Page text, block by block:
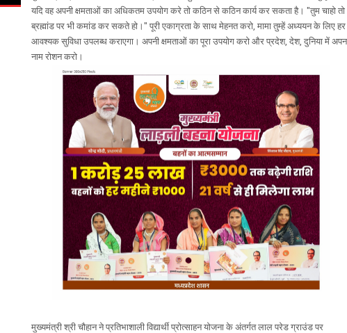
यदि वह अपनी क्षमताओं का अधिकतम उपयोग करे तो कठिन से कठिन कार्य कर सकता है। "तुम चाहो तो
ब्रह्मांड पर भी कमांड कर सकते हो।" पूरी एकाग्रता के साथ मेहनत करो, मामा तुम्हें अध्ययन के लिए हर
आवश्यक सुविधा उपलब्ध कराएगा। अपनी क्षमताओं का पूरा उपयोग करो और प्रदेश, देश, दुनिया में
नाम रोशन करो।
मुख्यमंत्री श्री चौहान ने प्रतिभाशाली विद्यार्थी प्रोत्साहन योजना के अंतर्गत लाल परेड ग्राउंड पर